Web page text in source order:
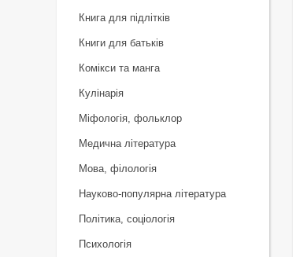
Книга для підлітків
Книги для батьків
Комікси та манга
Кулінарія
Міфологія, фольклор
Медична література
Мова, філологія
Науково-популярна література
Політика, соціологія
Психологія